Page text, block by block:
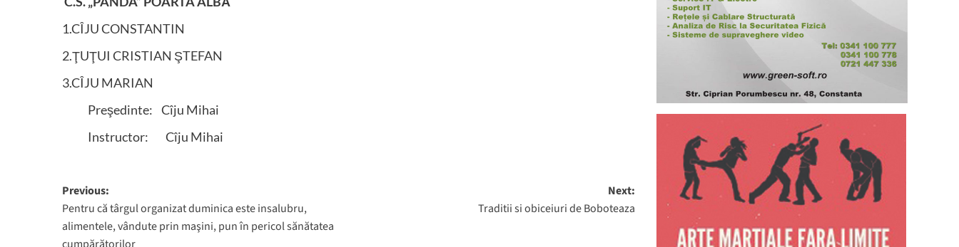
1.CÎJU CONSTANTIN
2.ŢUŢUI CRISTIAN ŞTEFAN
3.CÎJU MARIAN
Preşedinte: Cîju Mihai
Instructor: Cîju Mihai
Post
navigation
Previous:
Pentru că târgul organizat duminica este insalubru,
alimentele, vândute prin maşini, pun în pericol sănătatea
Next:
Traditii si obiceiuri de Boboteaza